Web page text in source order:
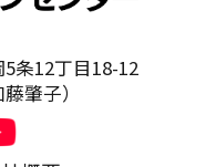
条12丁目18-12
肇子）